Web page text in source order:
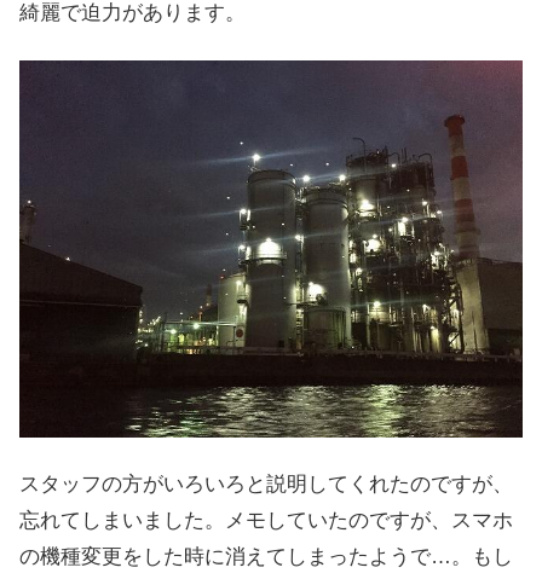
綺麗で迫力があります。
スタッフの方がいろいろと説明してくれたのですが、
忘れてしまいました。メモしていたのですが、スマホ
の機種変更をした時に消えてしまったようで…。もし